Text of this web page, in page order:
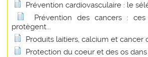
Prévention cardiovasculaire : le
Prévention des cancers :
protègent...
Produits laitiers, calcium et cancer
Protection du coeur et des os